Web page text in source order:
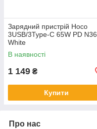
Зарядний пристрій Hoco
3USB/3Type-C 65W PD N36
White
В наявності
1 149 ₴
Купити
Про нас